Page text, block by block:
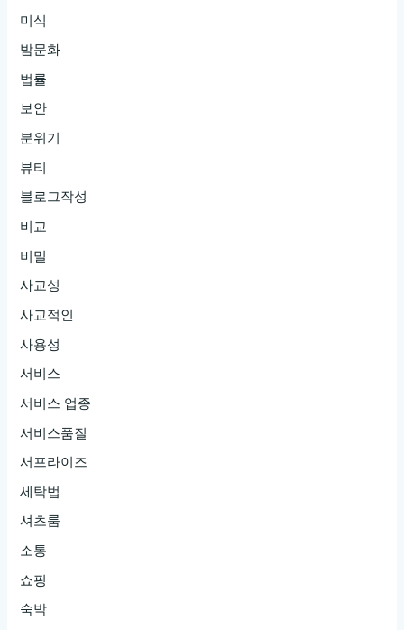
미식
밤문화
법률
보안
분위기
뷰티
블로그작성
비교
비밀
사교성
사교적인
사용성
서비스
서비스 업종
서비스품질
서프라이즈
세탁법
셔츠룸
소통
쇼핑
숙박